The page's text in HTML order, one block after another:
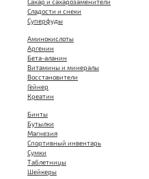
Сладости и снеки
Суперфуды
Аминокислоты
Аргенин
Бета-аланин
Витамины и минералы
Восстановители
Гейнер
Креатин
Бинты
Бутылки
Магнезия
Спортивный инвентарь
Сумки
Таблетницы
Шейкеры